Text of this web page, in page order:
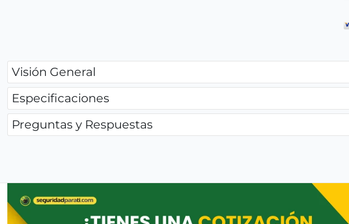
Visión General
Especificaciones
Preguntas y Respuestas